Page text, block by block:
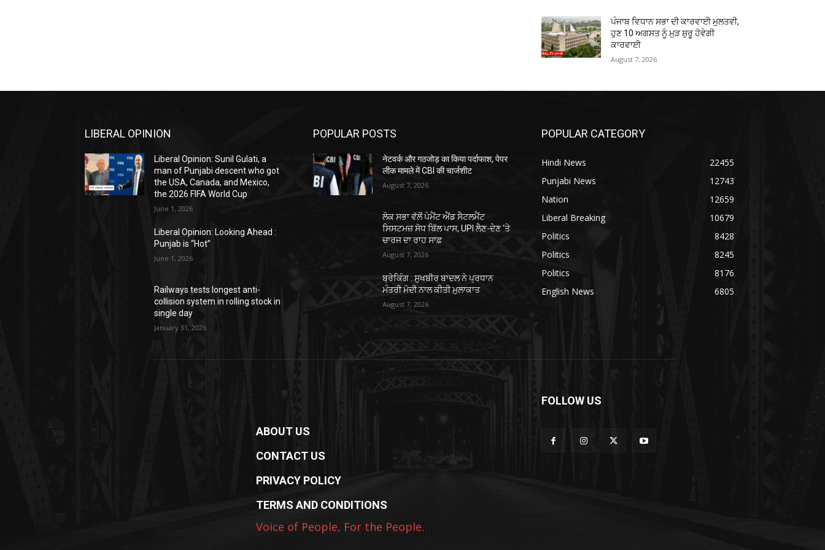
ਪੰਜਾਬ ਵਿਧਾਨ ਸਭਾ ਦੀ ਕਾਰਵਾਈ ਮੁਲਤਵੀ,
ਹੁਣ 10 ਅਗਸਤ ਨੂੰ ਮੁੜ ਸ਼ੁਰੂ ਹੋਵੇਗੀ
ਕਾਰਵਾਈ
August 7, 2026
LIBERAL OPINION
Liberal Opinion: Sunil Gulati, a
man of Punjabi descent who got
the USA, Canada, and Mexico,
the 2026 FIFA World Cup
June 1, 2026
Liberal Opinion: Looking Ahead :
Punjab is “Hot”
June 1, 2026
Railways tests longest anti-
collision system in rolling stock in
single day
January 31, 2026
POPULAR POSTS
नेटवर्क और गठजोड़ का किया पर्दाफाश, पेपर
लीक मामले में CBI की चार्जशीट
August 7, 2026
ਲੋਕ ਸਭਾ ਵੱਲੋਂ ਪੇਮੈਂਟ ਐਂਡ ਸੈਟਲਮੈਂਟ
ਸਿਸਟਮਜ਼ ਸੋਧ ਬਿੱਲ ਪਾਸ, UPI ਲੈਣ-ਦੇਣ ‘ਤੇ
ਚਾਰਜ ਦਾ ਰਾਹ ਸਾਫ਼
August 7, 2026
ਬ੍ਰੇਕਿੰਗ : ਸੁਖਬੀਰ ਬਾਦਲ ਨੇ ਪ੍ਰਧਾਨ
ਮੰਤਰੀ ਮੋਦੀ ਨਾਲ ਕੀਤੀ ਮੁਲਾਕਾਤ
August 7, 2026
POPULAR CATEGORY
Hindi News
22455
Punjabi News
12743
Nation
12659
Liberal Breaking
10679
Politics
8428
Politics
8245
Politics
8176
English News
6805
ABOUT US
CONTACT US
PRIVACY POLICY
TERMS AND CONDITIONS
Voice of People, For the People.
FOLLOW US